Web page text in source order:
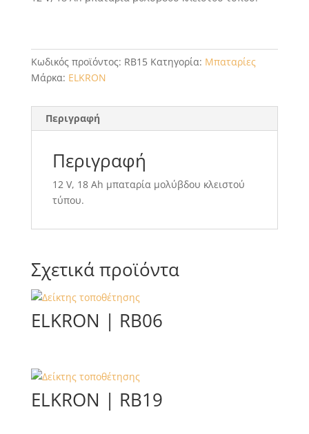
Κωδικός προϊόντος: RB15 Κατηγορία: Μπαταρίες
Μάρκα: ELKRON
Περιγραφή
Περιγραφή
12 V, 18 Ah μπαταρία μολύβδου κλειστού
τύπου.
Σχετικά προϊόντα
ELKRON | RB06
ELKRON | RB19